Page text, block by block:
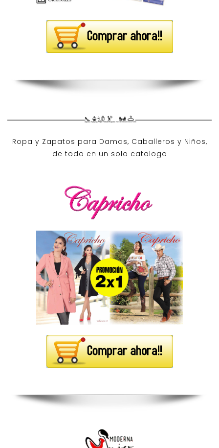
Ropa y Zapatos para Damas, Caballeros y Niños,
de todo en un solo catalogo